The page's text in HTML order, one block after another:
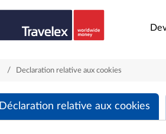
/ Declaration relative aux cookies
Déclaration relative aux cookies